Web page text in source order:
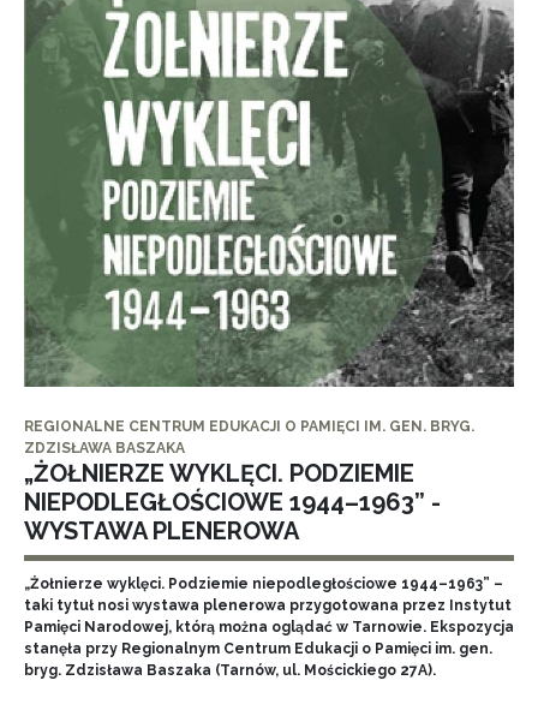
REGIONALNE CENTRUM EDUKACJI O PAMIĘCI IM. GEN. BRYG.
ZDZISŁAWA BASZAKA
„ŻOŁNIERZE WYKLĘCI. PODZIEMIE
NIEPODLEGŁOŚCIOWE 1944–1963” -
WYSTAWA PLENEROWA
„Żołnierze wyklęci. Podziemie niepodległościowe 1944–1963” –
taki tytuł nosi wystawa plenerowa przygotowana przez Instytut
Pamięci Narodowej, którą można oglądać w Tarnowie. Ekspozycja
stanęła przy Regionalnym Centrum Edukacji o Pamięci im. gen.
bryg. Zdzisława Baszaka (Tarnów, ul. Mościckiego 27A).